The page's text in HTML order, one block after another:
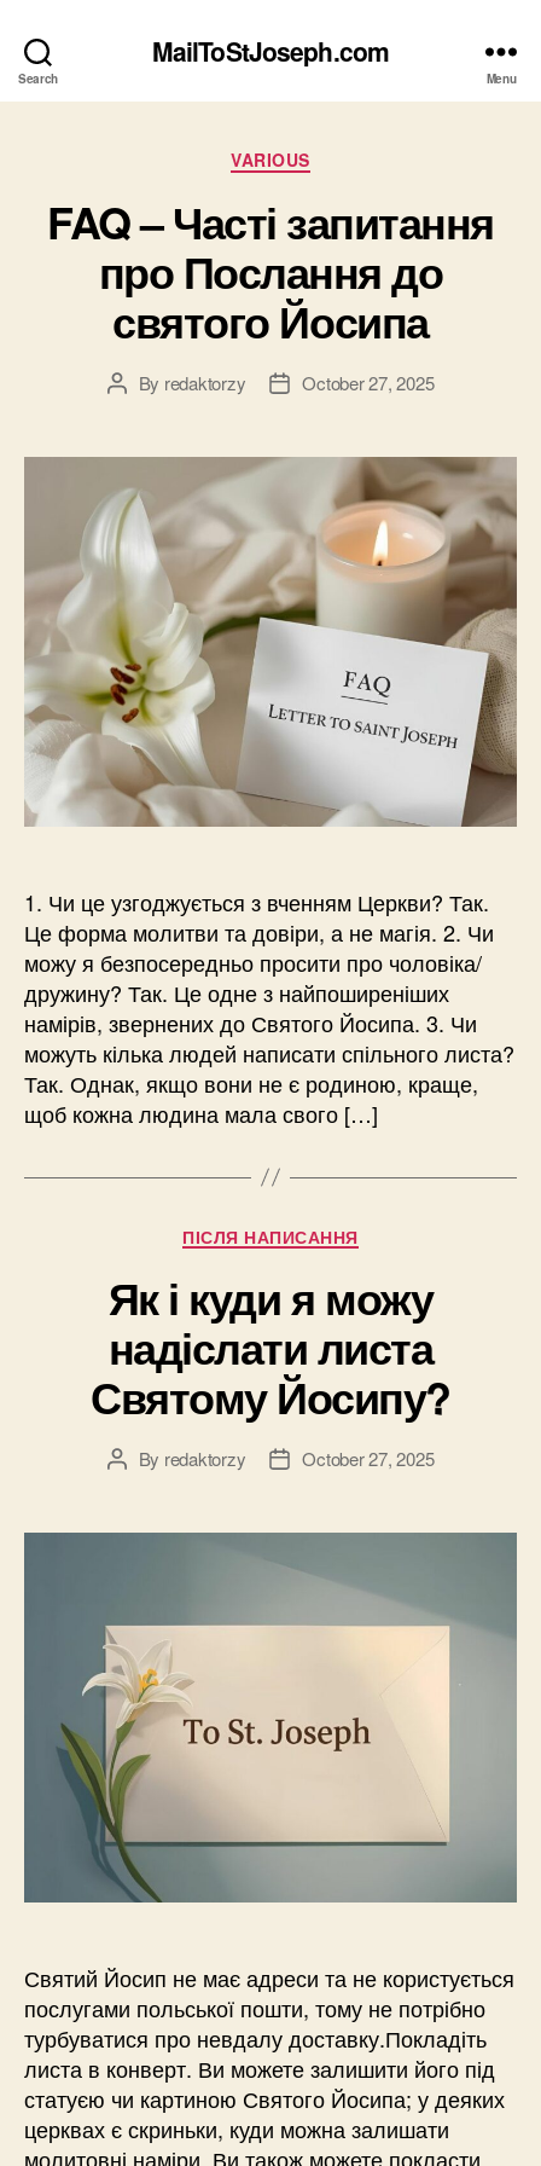
Search
MailToStJoseph.com
Menu
Categories
VARIOUS
FAQ – Часті запитання
про Послання до
святого Йосипа
PostBy redaktorzy
PostOctober 27, 2025
1. Чи це узгоджується з вченням Церкви? Так.
Це форма молитви та довіри, а не магія. 2. Чи
можу я безпосередньо просити про чоловіка/
дружину? Так. Це одне з найпоширеніших
намірів, звернених до Святого Йосипа. 3. Чи
можуть кілька людей написати спільного листа?
Так. Однак, якщо вони не є родиною, краще,
щоб кожна людина мала свого […]
Categories
ПІСЛЯ НАПИСАННЯ
Як і куди я можу
надіслати листа
Святому Йосипу?
PostBy redaktorzy
PostOctober 27, 2025
Святий Йосип не має адреси та не користується
послугами польської пошти, тому не потрібно
турбуватися про невдалу доставку.Покладіть
листа в конверт. Ви можете залишити його під
статуєю чи картиною Святого Йосипа; у деяких
церквах є скриньки, куди можна залишати
молитовні наміри. Ви також можете покласти